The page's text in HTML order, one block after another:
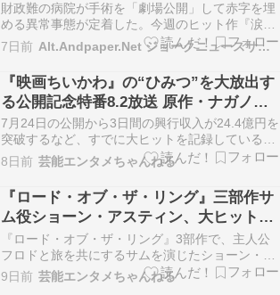
財政難の病院が手術を「劇場公開」して赤字を埋
める異常事態が定着した。今週のヒット作『涙の
盲腸』では、執刀医がメスを入れる瞬間に照明を
落とす演出が「エモい」と絶賛され、アクション
大作を抑え興行収入1位を記録。上映後のグッズ
売り場では「摘出部位アクリルスタンド」が完売
し、スター医師は…
7日前 Alt.Andpaper.Net ジョークニュースサイト
『映画ちいかわ』の“ひみつ”を大放出す
る公開記念特番8.2放送 原作・ナガノの
イチオシ名シーンも初公開
7月24日の公開から3日間の興行収入が24.4億円を
突破するなど、すでに大ヒットを記録している
『映画ちいかわ 人魚の島のひみつ』。このたび、
本作の公開を記念し、8月2日17時よりフジテレビ
にて『映画ちいかわ 人魚の島のひみつ』公開記念
特番「ちいかわ」のひみつ大放出スペシャル!の…
8日前 芸能エンタメちゃんねる
『ロード・オブ・ザ・リング』三部作サ
ム役ショーン・アスティン、大ヒットも
ギャラが安すぎて自宅を売却
『ロード・オブ・ザ・リング』3部作で、主人公
フロドと旅を共にするサムを演じたショーン・ア
スティン。シリーズは3本合計で29億ドル超もの
世界興行収入を記録したが、ギャラがあまりにも
9日前 芸能エンタメちゃんねる